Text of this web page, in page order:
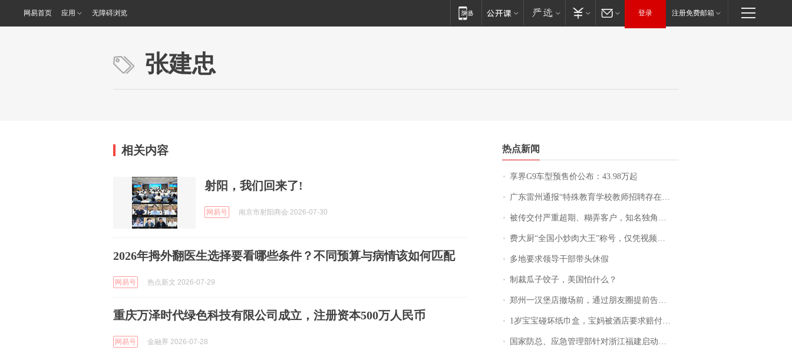
网易首页 应用 无障碍浏览 登录 注册免费邮箱
张建忠
相关内容
射阳，我们回来了!
网易号 南京市射阳商会 2026-07-30
2026年拇外翻医生选择要看哪些条件？不同预算与病情该如何匹配
网易号 热点新文 2026-07-29
重庆万泽时代绿色科技有限公司成立，注册资本500万人民币
网易号 金融界 2026-07-28
热点新闻
享界G9车型预售价公布：43.98万起
广东雷州通报“特殊教育学校教师招聘存在违规行为”：已启动问责程序 副校长被停职
被传交付严重超期、糊弄客户，知名独角兽车企创始人回应：都没证据，将依法采取措施，“本人长期与美国交管局保持沟通，对方表示肯定”
费大厨“全国小炒肉大王”称号，仅凭视频评出？中国烹饪协会回应
多地要求领导干部带头休假
制裁瓜子饺子，美国怕什么？
郑州一汉堡店撤场前，通过朋友圈提前告知逐一退费，有顾客仅剩1元也全被退回，分文不少；顾客：言而有信，让人感动
1岁宝宝碰坏纸巾盒，宝妈被酒店要求赔付924元！三亚一酒店回复：骨瓷定制！网友一查价格，吵翻了
国家防总、应急管理部针对浙江福建启动防汛防台风四级应急响应